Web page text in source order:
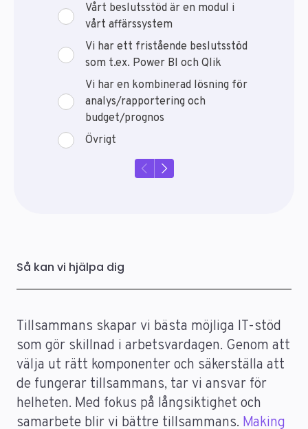
Så kan vi hjälpa dig
Tillsammans skapar vi bästa möjliga IT-stöd
som gör skillnad i arbetsvardagen. Genom att
välja ut rätt komponenter och säkerställa att
de fungerar tillsammans, tar vi ansvar för
helheten. Med fokus på långsiktighet och
samarbete blir vi bättre tillsammans. Making